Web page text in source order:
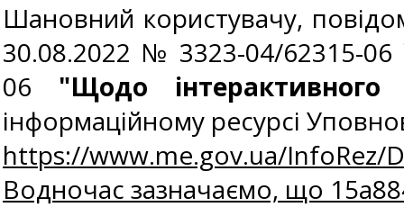
Шановний користувачу,
30.08.2022 № 3323-04/62315-06
06 "Щодо інтерактивного
інформаційному ресурсі
https://www.me.gov.ua/InfoRez/
Водночас зазначаємо, що